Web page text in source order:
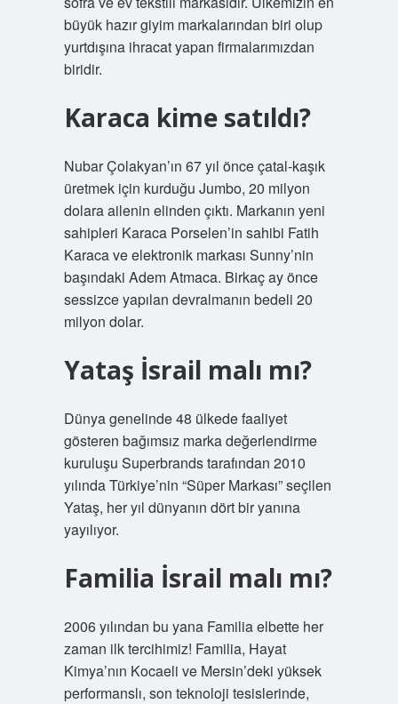
büyük hazır giyim markalarından biri olup
yurtdışına ihracat yapan firmalarımızdan
biridir.
Karaca kime satıldı?
Nubar Çolakyan’ın 67 yıl önce çatal-kaşık
üretmek için kurduğu Jumbo, 20 milyon
dolara ailenin elinden çıktı. Markanın yeni
sahipleri Karaca Porselen’in sahibi Fatih
Karaca ve elektronik markası Sunny’nin
başındaki Adem Atmaca. Birkaç ay önce
sessizce yapılan devralmanın bedeli 20
milyon dolar.
Yataş İsrail malı mı?
Dünya genelinde 48 ülkede faaliyet
gösteren bağımsız marka değerlendirme
kuruluşu Superbrands tarafından 2010
yılında Türkiye’nin “Süper Markası” seçilen
Yataş, her yıl dünyanın dört bir yanına
yayılıyor.
Familia İsrail malı mı?
2006 yılından bu yana Familia elbette her
zaman ilk tercihimiz! Familia, Hayat
Kimya’nın Kocaeli ve Mersin’deki yüksek
performanslı, son teknoloji tesislerinde,